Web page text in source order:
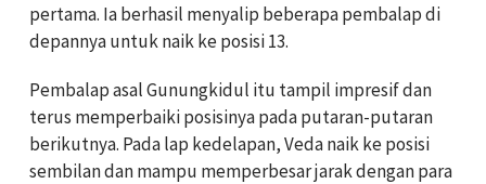
pertama. Ia berhasil menyalip beberapa pembalap di
depannya untuk naik ke posisi 13.
Pembalap asal Gunungkidul itu tampil impresif dan
terus memperbaiki posisinya pada putaran-putaran
berikutnya. Pada lap kedelapan, Veda naik ke posisi
sembilan dan mampu memperbesar jarak dengan para